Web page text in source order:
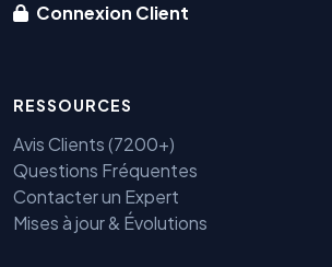
Connexion Client
RESSOURCES
Avis Clients (7200+)
Questions Fréquentes
Contacter un Expert
Mises à jour & Évolutions